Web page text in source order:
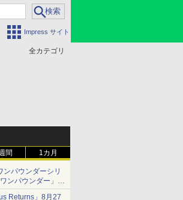
Impress サイト
全カテゴリ
間 1カ月
ンパウンダーシリ
ンパウンダー」を
Returns」8月27